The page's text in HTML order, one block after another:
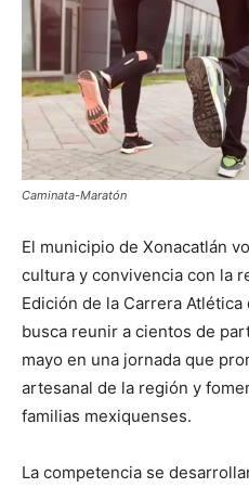
Caminata-Maratón
El municipio de Xonacatlán
cultura y convivencia con la
Edición de la Carrera
busca reunir a cientos de
mayo en una jornada que
artesanal de la región y
familias mexiquenses.
La competencia se